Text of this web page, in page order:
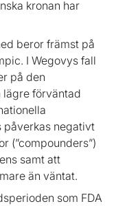
kronan har
beror främst på
I Wegovys fall
på den
lägre förväntad
påverkas negativt
(”compounders”)
samt att
än väntat.
som FDA